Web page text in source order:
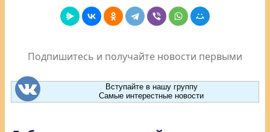
Подпишитесь и получайте новости первыми
Вступайте в нашу группу
Самые интерестные новости